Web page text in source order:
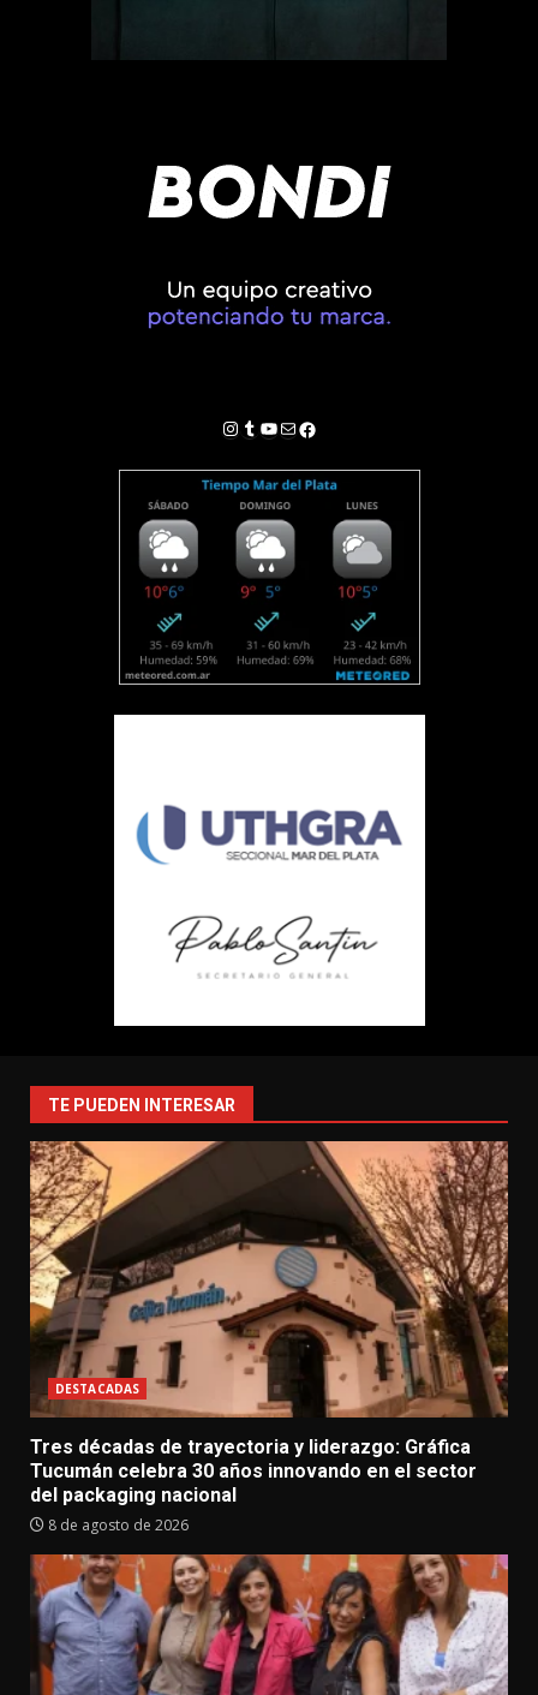
Instagram
Tumblr
YouTube
Correo electrónico
Facebook
TE PUEDEN INTERESAR
DESTACADAS
Tres décadas de trayectoria y liderazgo: Gráfica
Tucumán celebra 30 años innovando en el sector
del packaging nacional
8 de agosto de 2026